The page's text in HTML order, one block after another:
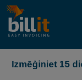
Izmēģiniet 15